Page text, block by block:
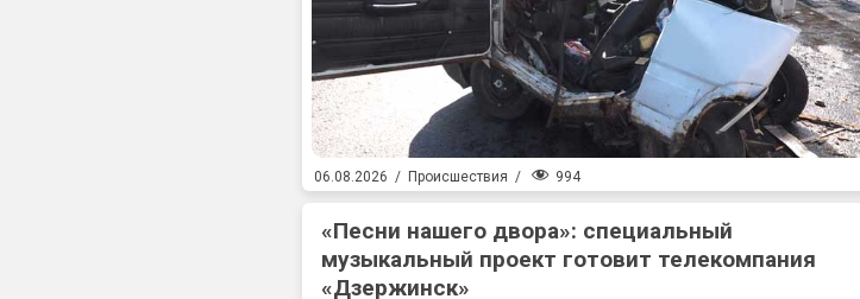
06.08.2026 / Происшествия / 994
«Песни нашего двора»: специальный
музыкальный проект готовит телекомпания
«Дзержинск»